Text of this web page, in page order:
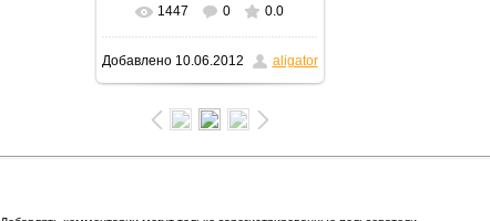
В реальном размере
1600x900/ 306.3Kb
1447 0 0.0
Добавлено10.06.2012 aligator